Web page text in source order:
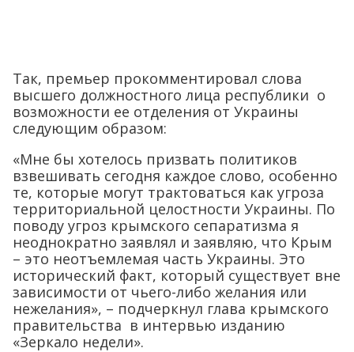
Так, премьер прокомментировал слова
высшего должностного лица республики о
возможности ее отделения от Украины
следующим образом:
«Мне бы хотелось призвать политиков
взвешивать сегодня каждое слово, особенно
те, которые могут трактоваться как угроза
территориальной целостности Украины. По
поводу угроз крымского сепаратизма я
неоднократно заявлял и заявляю, что Крым
– это неотъемлемая часть Украины. Это
исторический факт, который существует вне
зависимости от чьего-либо желания или
нежелания», – подчеркнул глава крымского
правительства в интервью изданию
«Зеркало недели».